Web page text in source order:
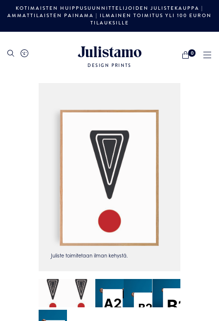
KOTIMAISTEN HUIPPUSUUNNITTELIJOIDEN JULISTEKAUPPA |
AMMATTILAISTEN PAINAMA | ILMAINEN TOIMITUS YLI 100 EURON
TILAUKSILLE
Julistamo
DESIGN PRINTS
0